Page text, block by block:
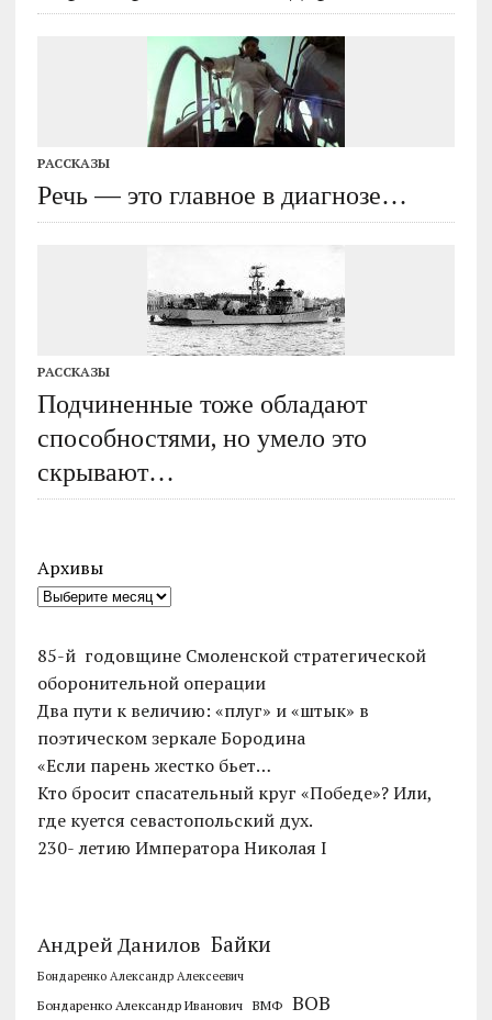
РАССКАЗЫ
Речь — это главное в диагнозе…
РАССКАЗЫ
Подчиненные тоже обладают
способностями, но умело это
скрывают…
Архивы
85-й годовщине Смоленской стратегической
оборонительной операции
Два пути к величию: «плуг» и «штык» в
поэтическом зеркале Бородина
«Если парень жестко бьет…
Кто бросит спасательный круг «Победе»? Или,
где куется севастопольский дух.
230- летию Императора Николая I
Андрей Данилов Байки
Бондаренко Александр Алексеевич
Бондаренко Александр Иванович ВМФ ВОВ